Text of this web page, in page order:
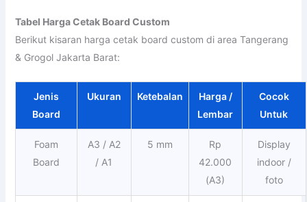
Tabel Harga Cetak Board Custom
Berikut kisaran harga cetak board custom di area Tangerang
& Grogol Jakarta Barat:
Jenis
Board
Ukuran Ketebalan
Harga /
Lembar
Cocok
Untuk
Foam
Board
A3 / A2
/ A1
5 mm
Rp
42.000
(A3)
Display
indoor /
foto